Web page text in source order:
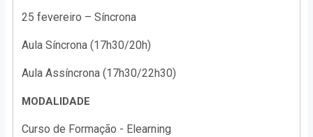
25 fevereiro – Síncrona
Aula Síncrona (17h30/20h)
Aula Assíncrona (17h30/22h30)
MODALIDADE
Curso de Formação - Elearning